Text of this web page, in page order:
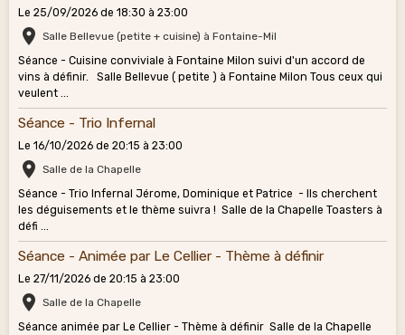
Le 25/09/2026 de 18:30 à 23:00
Salle Bellevue (petite + cuisine) à Fontaine-Mil
Séance - Cuisine conviviale à Fontaine Milon suivi d'un accord de
vins à définir. Salle Bellevue ( petite ) à Fontaine Milon Tous ceux qui
veulent ...
Séance - Trio Infernal
Le 16/10/2026 de 20:15 à 23:00
Salle de la Chapelle
Séance - Trio Infernal Jérome, Dominique et Patrice - Ils cherchent
les déguisements et le thème suivra ! Salle de la Chapelle Toasters à
défi ...
Séance - Animée par Le Cellier - Thème à définir
Le 27/11/2026 de 20:15 à 23:00
Salle de la Chapelle
Séance animée par Le Cellier - Thème à définir Salle de la Chapelle